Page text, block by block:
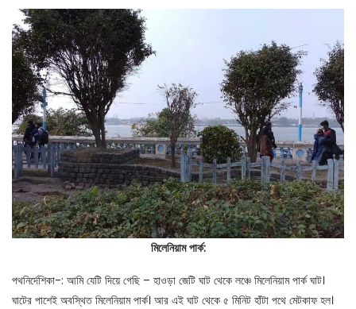
মিলেনিয়াম পার্ক:
পথনির্দেশিকা-: আমি যেটি দিয়ে গেছি – হাওড়া জেটি ঘাট থেকে লঞ্চে মিলেনিয়াম পার্ক ঘাট।
ঘাটের পাশেই অবস্থিত মিলেনিয়াম পার্ক। আর এই ঘাট থেকে ৫ মিনিট হাঁটা পথে মেটকাফ হল।